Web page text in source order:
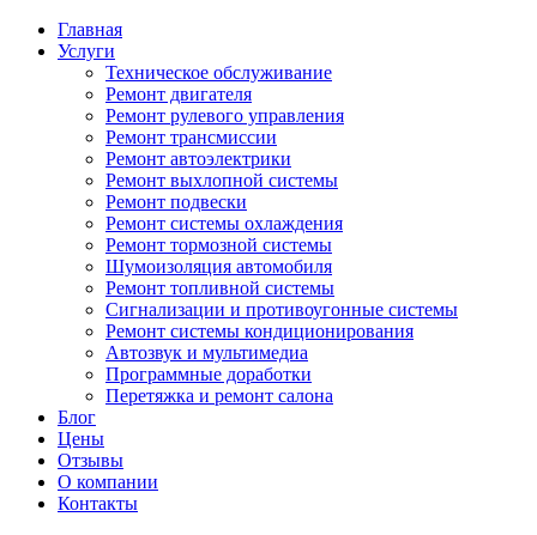
Главная
Услуги
Техническое обслуживание
Ремонт двигателя
Ремонт рулевого управления
Ремонт трансмиссии
Ремонт автоэлектрики
Ремонт выхлопной системы
Ремонт подвески
Ремонт системы охлаждения
Ремонт тормозной системы
Шумоизоляция автомобиля
Ремонт топливной системы
Сигнализации и противоугонные системы
Ремонт системы кондиционирования
Автозвук и мультимедиа
Программные доработки
Перетяжка и ремонт салона
Блог
Цены
Отзывы
О компании
Контакты